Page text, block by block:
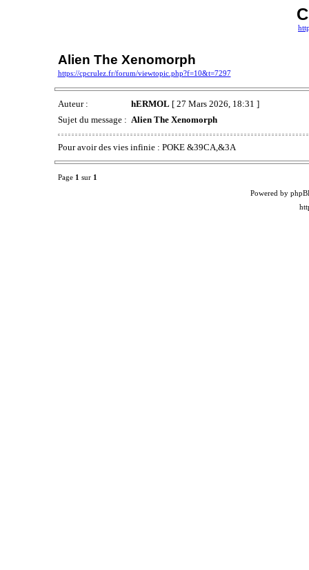
Alien The Xenomorph
https://cpcrulez.fr/forum/viewtopic.php?f=10&t=7297
Auteur : hERMOL [ 27 Mars 2026, 18:31 ]
Sujet du message : Alien The Xenomorph
Pour avoir des vies infinie : POKE &39CA,&3A
Page 1 sur 1
Powered by